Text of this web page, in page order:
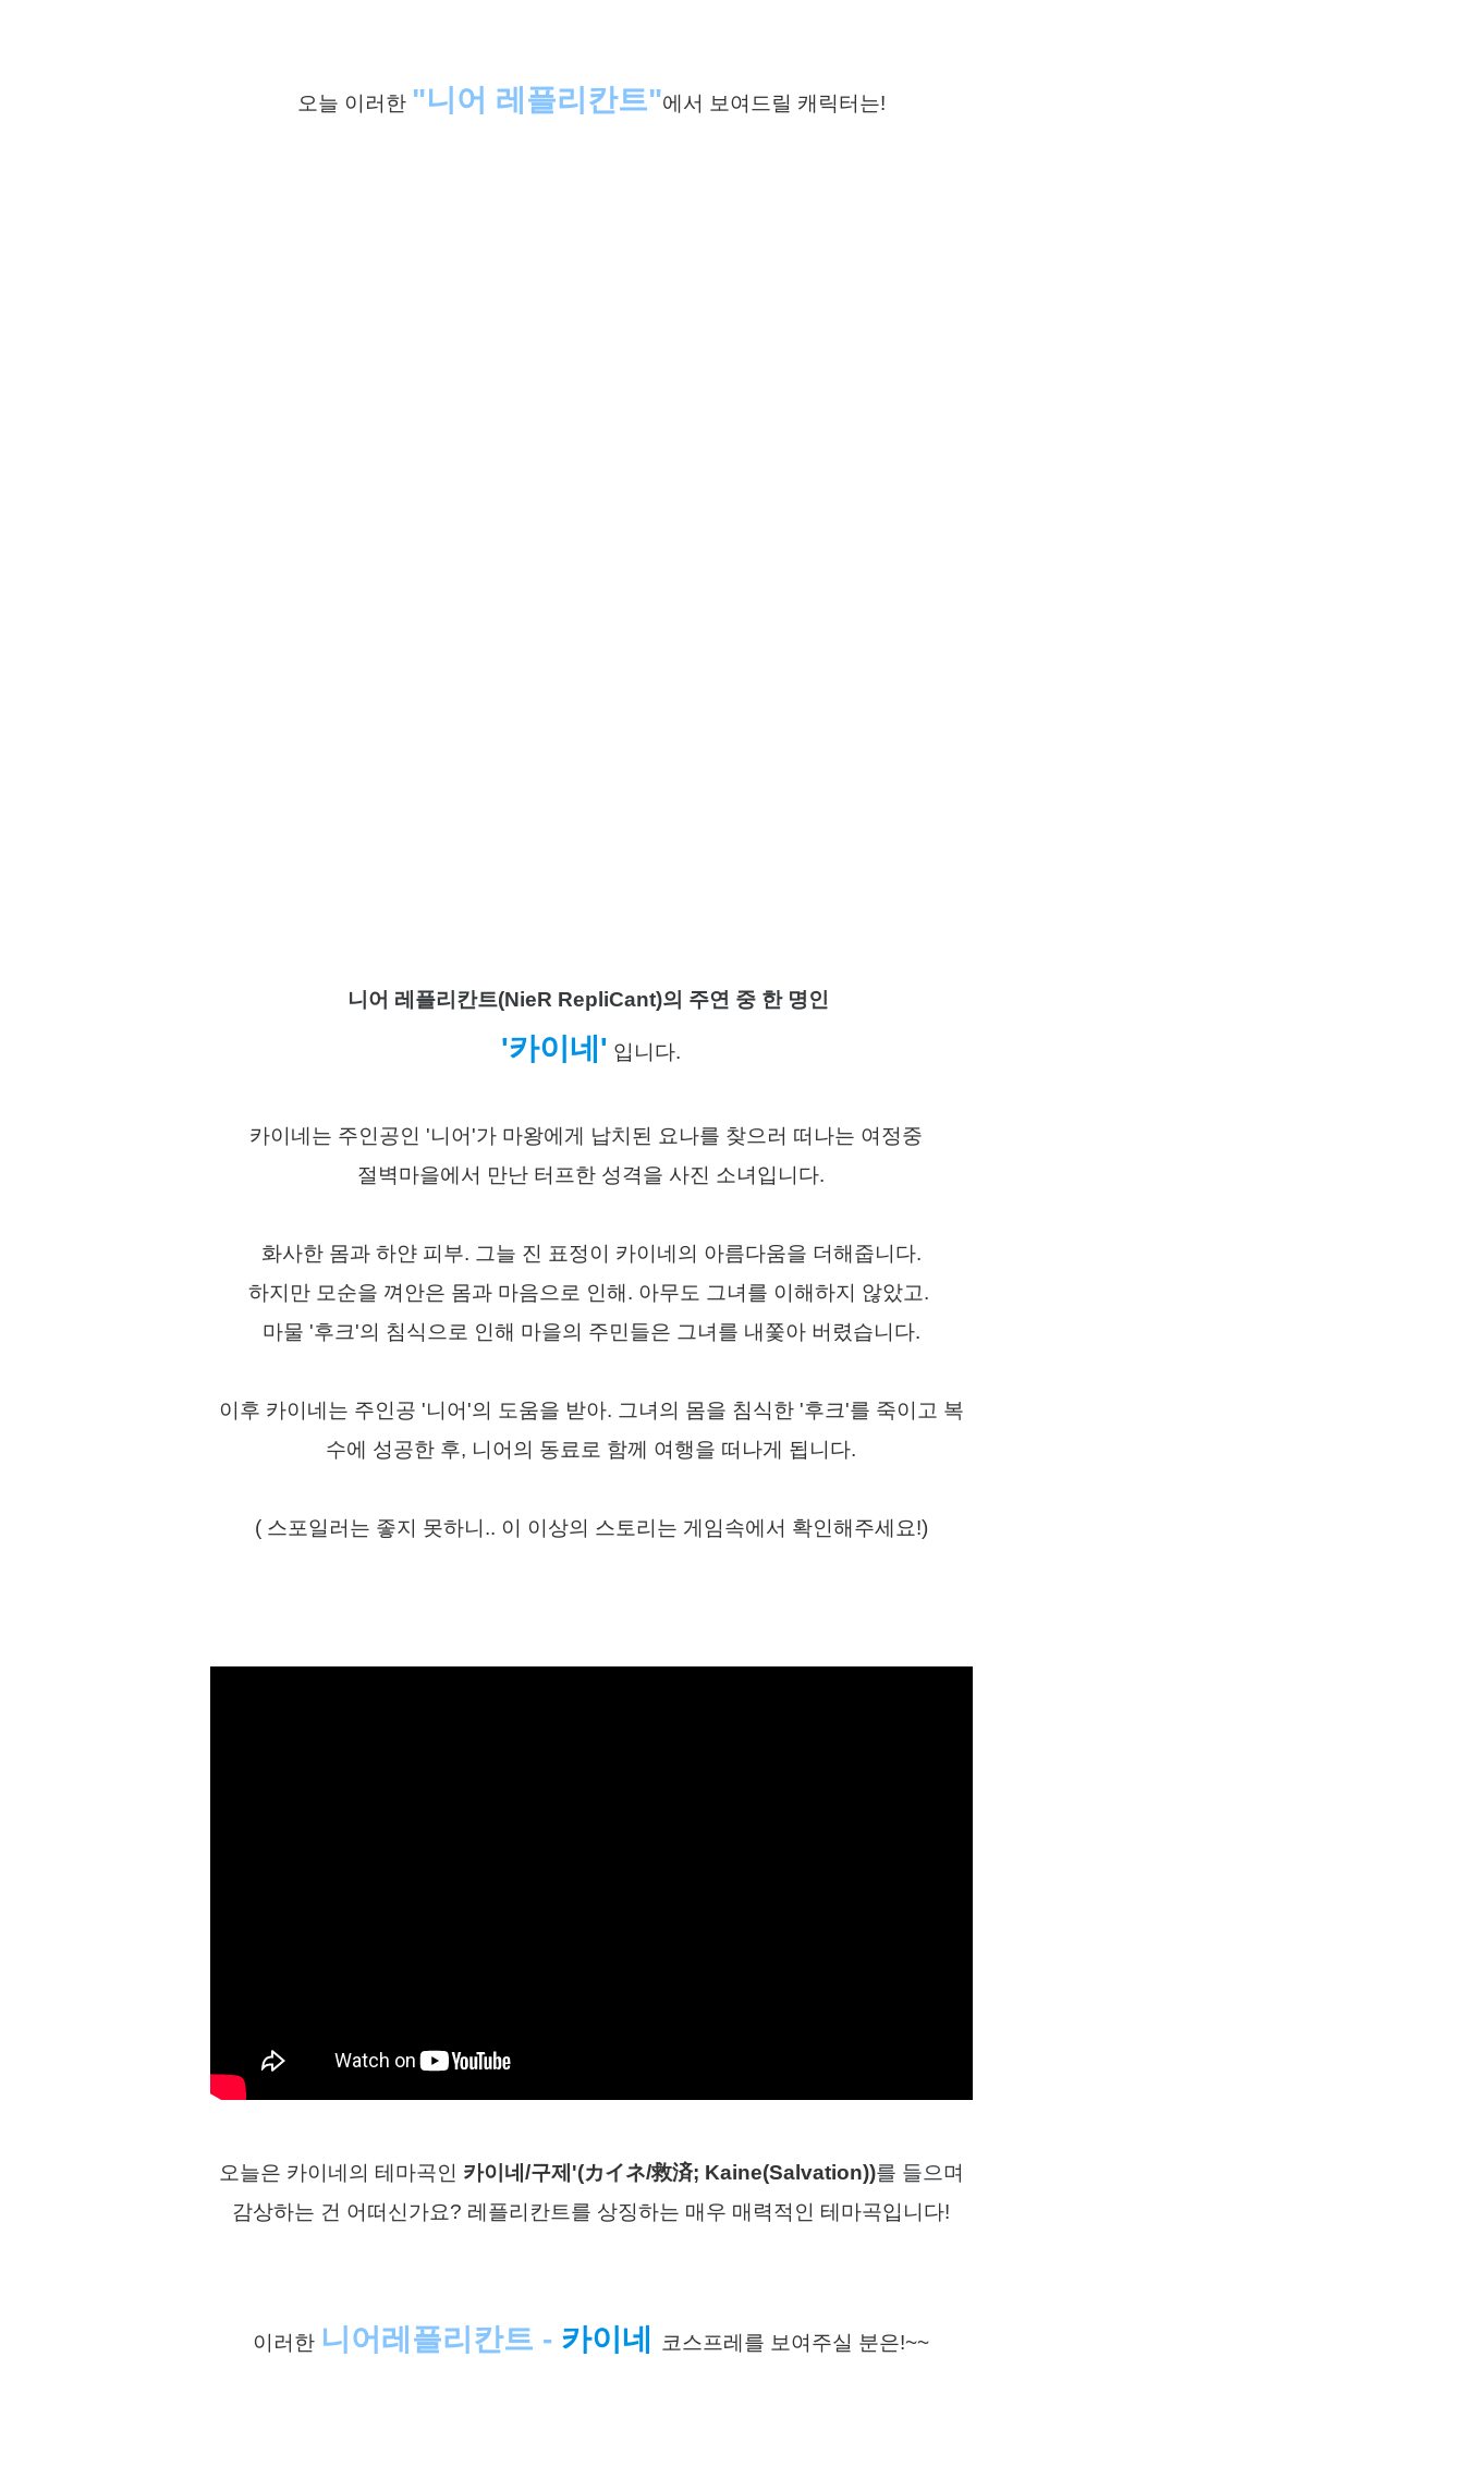
오늘 이러한 "니어 레플리칸트"에서 보여드릴 캐릭터는!
니어 레플리칸트(NieR RepliCant)의 주연 중 한 명인
'카이네' 입니다.
카이네는 주인공인 '니어'가 마왕에게 납치된 요나를 찾으러 떠나는 여정중
절벽마을에서 만난 터프한 성격을 사진 소녀입니다.
화사한 몸과 하얀 피부. 그늘 진 표정이 카이네의 아름다움을 더해줍니다.
하지만 모순을 껴안은 몸과 마음으로 인해. 아무도 그녀를 이해하지 않았고.
마물 '후크'의 침식으로 인해 마을의 주민들은 그녀를 내쫓아 버렸습니다.
이후 카이네는 주인공 '니어'의 도움을 받아. 그녀의 몸을 침식한 '후크'를 죽이고 복
수에 성공한 후, 니어의 동료로 함께 여행을 떠나게 됩니다.
( 스포일러는 좋지 못하니.. 이 이상의 스토리는 게임속에서 확인해주세요!)
오늘은 카이네의 테마곡인 카이네/구제'(カイネ/救済; Kaine(Salvation))를 들으며
감상하는 건 어떠신가요? 레플리칸트를 상징하는 매우 매력적인 테마곡입니다!
이러한 니어레플리칸트 - 카이네 코스프레를 보여주실 분은!~~